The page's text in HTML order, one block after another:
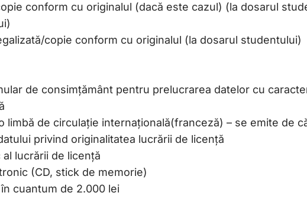
conform cu originalul (dacă este cazul) (la dosarul
copie conform cu originalul (la dosarul studentului)
de consimțământ pentru prelucrarea datelor cu
de circulație internațională(franceză) – se emite de
privind originalitatea lucrării de licență
lucrării de licență
(CD, stick de memorie)
cuantum de 2.000 lei